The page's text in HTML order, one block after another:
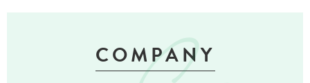
COMPANY